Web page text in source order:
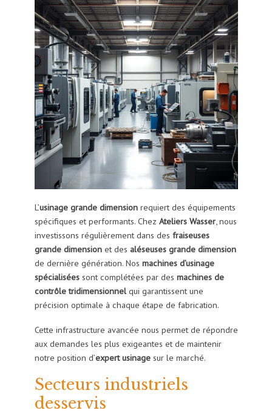
L’usinage grande dimensionrequiert des équipements
spécifiques et performants. Chez Ateliers Wasser, nous
investissons régulièrement dans des fraiseuses
grande dimensionet des aléseuses grande dimension
de dernière génération. Nos machines d’usinage
spécialiséessont complétées par des machines de
contrôle tridimensionnelqui garantissent une
précision optimale à chaque étape de fabrication.
Cette infrastructure avancée nous permet de répondre
aux demandes les plus exigeantes et de maintenir
notre position d’expert usinagesur le marché.
Secteurs industriels
desservis